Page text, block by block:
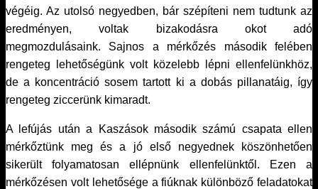
végéig. Az utolsó negyedben, bár szépíteni nem tudtunk az
eredményen, voltak bizakodásra okot adó
megmozdulásaink. Sajnos a mérkőzés második felében
rengeteg lehetőségünk volt közelebb lépni ellenfelünkhöz,
de a koncentráció sosem tartott ki a dobás pillanatáig, így
rengeteg ziccerünk kimaradt.
A lefújás után a Kaszások második számú csapata ellen
mérkőztünk meg és a jó első negyednek köszönhetően
sikerült folyamatosan ellépnünk ellenfelünktől. Ezen a
mérkőzésen volt lehetősége a fiúknak különböző feladatokat